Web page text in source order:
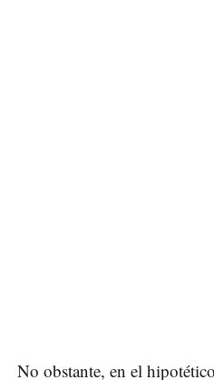
No obstante, en el